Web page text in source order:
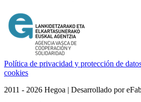
Política de privacidad y protección de
cookies
2011 - 2026 Hegoa | Desarrollado por